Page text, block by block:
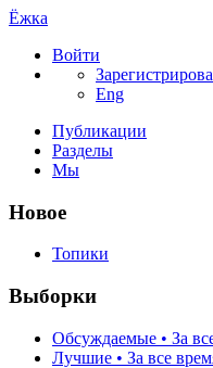
Ёжка
Войти
Eng
Публикации
Разделы
Мы
Новое
Топики
Выборки
Обсуждаемые • За
Лучшие • За все